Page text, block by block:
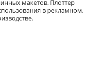
макетов. Плоттер
в рекламном,